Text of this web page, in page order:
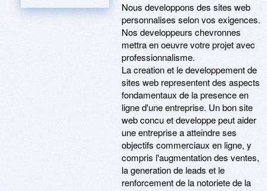
Nous developpons des sites web
personnalises selon vos exigences.
Nos developpeurs chevronnes
mettra en oeuvre votre projet avec
professionnalisme.
La creation et le developpement de
sites web representent des aspects
fondamentaux de la presence en
ligne d'une entreprise. Un bon site
web concu et developpe peut aider
une entreprise a atteindre ses
objectifs commerciaux en ligne, y
compris l'augmentation des ventes,
la generation de leads et le
renforcement de la notoriete de la